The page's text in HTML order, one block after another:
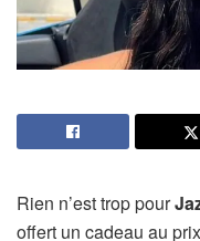
Rien n’est trop pour
offert un cadeau au